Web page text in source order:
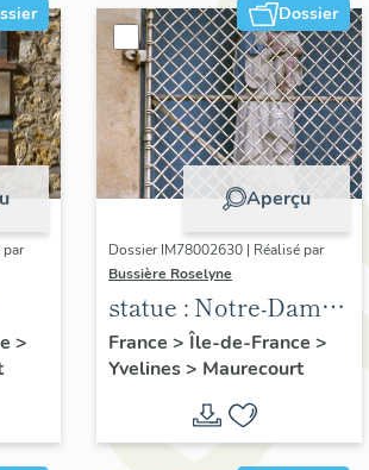
>
Dossier
Aperçu
Dossier IM78002630 | Réalisé par
Bussière Roselyne
statue : Notre-Dame
de Bonsecours
France > Île-de-France >
Yvelines> Maurecourt